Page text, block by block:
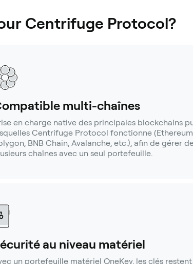
Centrifuge Protocol?
multi-chaînes
en charge native des principales blockchains
Centrifuge Protocol fonctionne
BNB Chain, Avalanche, etc.), afin de gérer
chaînes avec un seul portefeuille.
au niveau matériel
un portefeuille matériel OneKey, les clés